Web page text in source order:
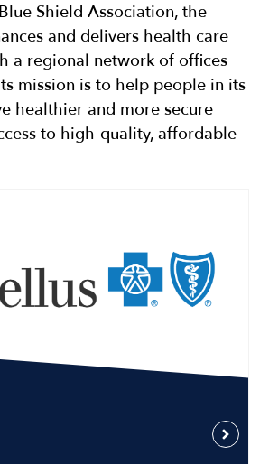
Shield Association, the
and delivers health care
a regional network of offices
mission is to help people in its
healthier and more secure
to high-quality, affordable